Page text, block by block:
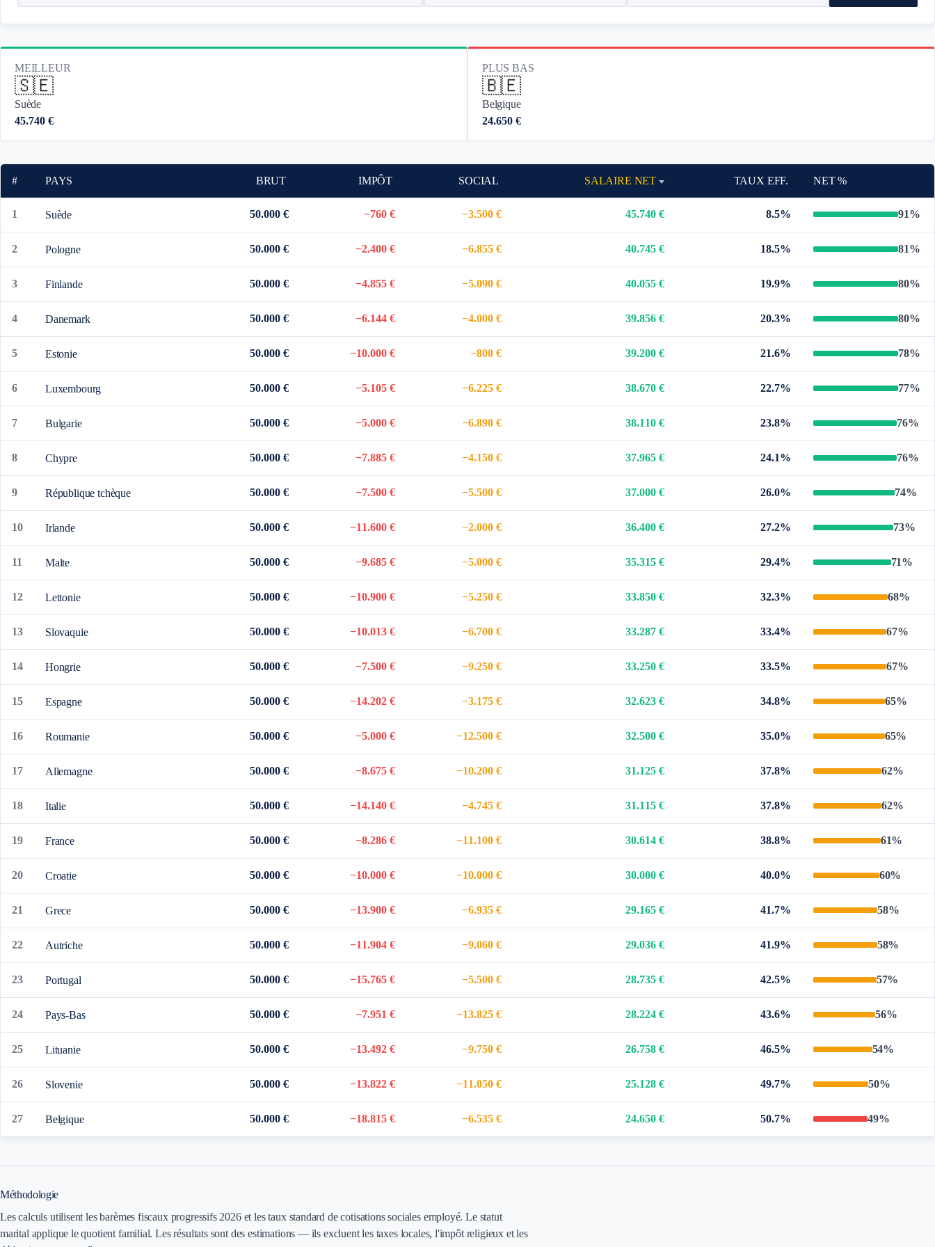
MEILLEUR
🇸🇪
Suède
45.740 €
PLUS BAS
🇧🇪
Belgique
24.650 €
# PAYS BRUT IMPÔT SOCIAL SALAIRE NET TAUX EFF. NET %
1 Suède 50.000 € −760 € −3.500 € 45.740 € 8.5% 91%
2 Pologne 50.000 € −2.400 € −6.855 € 40.745 € 18.5% 81%
3 Finlande 50.000 € −4.855 € −5.090 € 40.055 € 19.9% 80%
4 Danemark 50.000 € −6.144 € −4.000 € 39.856 € 20.3% 80%
5 Estonie 50.000 € −10.000 € −800 € 39.200 € 21.6% 78%
6 Luxembourg 50.000 € −5.105 € −6.225 € 38.670 € 22.7% 77%
7 Bulgarie 50.000 € −5.000 € −6.890 € 38.110 € 23.8% 76%
8 Chypre 50.000 € −7.885 € −4.150 € 37.965 € 24.1% 76%
9 République tchèque 50.000 € −7.500 € −5.500 € 37.000 € 26.0% 74%
10 Irlande 50.000 € −11.600 € −2.000 € 36.400 € 27.2% 73%
11 Malte 50.000 € −9.685 € −5.000 € 35.315 € 29.4% 71%
12 Lettonie 50.000 € −10.900 € −5.250 € 33.850 € 32.3% 68%
13 Slovaquie 50.000 € −10.013 € −6.700 € 33.287 € 33.4% 67%
14 Hongrie 50.000 € −7.500 € −9.250 € 33.250 € 33.5% 67%
15 Espagne 50.000 € −14.202 € −3.175 € 32.623 € 34.8% 65%
16 Roumanie 50.000 € −5.000 € −12.500 € 32.500 € 35.0% 65%
17 Allemagne 50.000 € −8.675 € −10.200 € 31.125 € 37.8% 62%
18 Italie 50.000 € −14.140 € −4.745 € 31.115 € 37.8% 62%
19 France 50.000 € −8.286 € −11.100 € 30.614 € 38.8% 61%
20 Croatie 50.000 € −10.000 € −10.000 € 30.000 € 40.0% 60%
21 Grece 50.000 € −13.900 € −6.935 € 29.165 € 41.7% 58%
22 Autriche 50.000 € −11.904 € −9.060 € 29.036 € 41.9% 58%
23 Portugal 50.000 € −15.765 € −5.500 € 28.735 € 42.5% 57%
24 Pays-Bas 50.000 € −7.951 € −13.825 € 28.224 € 43.6% 56%
25 Lituanie 50.000 € −13.492 € −9.750 € 26.758 € 46.5% 54%
26 Slovenie 50.000 € −13.822 € −11.050 € 25.128 € 49.7% 50%
27 Belgique 50.000 € −18.815 € −6.535 € 24.650 € 50.7% 49%
Méthodologie
Les calculs utilisent les barèmes fiscaux progressifs 2026 et les taux standard de cotisations sociales employé. Le statut
marital applique le quotient familial. Les résultats sont des estimations — ils excluent les taxes locales, l'impôt religieux et les